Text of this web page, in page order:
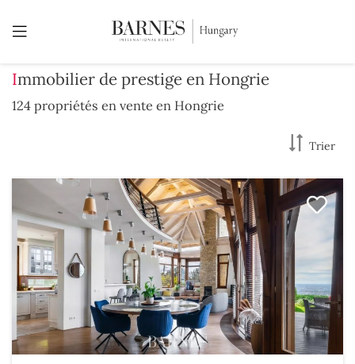
Immobilier de prestige en Hongrie
124 propriétés en vente en Hongrie
Trier